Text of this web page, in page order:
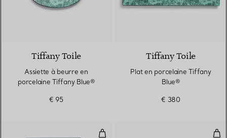
Tiffany Toile
Assiette à beurre en
porcelaine Tiffany Blue®
€ 95
Tiffany Toile
Plat en porcelaine Tiffany
Blue®
€ 380
Cadre rectangulaire